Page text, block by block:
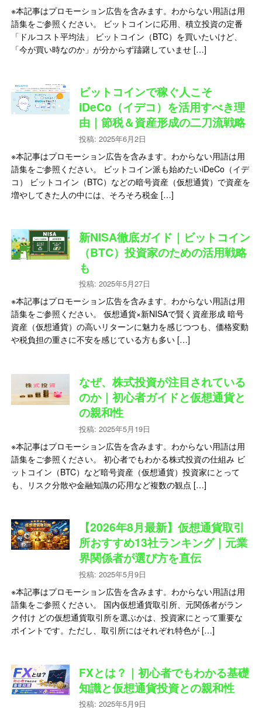
※本記事はプロモーション広告を含みます。わからない用語は用
語集をご参照ください。 ビットコインに応用、積立投資の定番
「ドルコスト平均法」 ビットコイン（BTC）を買いたいけど、
「今が買い時なのか」が分からず躊躇していませ […]
ビットコインで稼ぐ人こそ
iDeCo（イデコ）を活用すべき理
由｜節税＆資産形成の二刀流戦略
投稿: 2025年6月2日
※本記事はプロモーション広告を含みます。わからない用語は用
語集をご参照ください。 ビットコイン派も始めたいiDeCo（イデ
コ） ビットコイン（BTC）などの暗号資産（仮想通貨）で資産を
増やしてきた人の中には、そろそろ税金 […]
新NISA徹底ガイド｜ビットコイン
（BTC）投資家のための活用戦略
も
投稿: 2025年5月27日
※本記事はプロモーション広告を含みます。わからない用語は用
語集をご参照ください。 仮想通貨×新NISAで賢く資産形成 暗号
資産（仮想通貨）の高いリターンに魅力を感じつつも、価格変動
や税負担の重さに不安を感じている方も多い […]
なぜ、株式投資が注目されている
のか｜初心者ガイドと仮想通貨と
の親和性
投稿: 2025年5月19日
※本記事はプロモーション広告を含みます。わからない用語は用
語集をご参照ください。 初心者でもわかる株式投資の仕組み ビ
ットコイン（BTC）など暗号資産（仮想通貨）投資家にとって
も、リスク分散や金融知識の応用など複数の観点 […]
【2026年8月最新】仮想通貨取引
所おすすめ13社ランキング｜元業
界関係者が選び方を直伝
投稿: 2025年5月9日
※本記事はプロモーション広告を含みます。わからない用語は用
語集をご参照ください。 国内仮想通貨取引所、元関係者がラン
ク付け どの仮想通貨取引所を選ぶかは、投資家にとって重要な
ポイントです。ただし、取引所にはそれぞれ特色が […]
FXとは？｜初心者でもわかる基礎
知識と仮想通貨投資との親和性
投稿: 2025年5月9日